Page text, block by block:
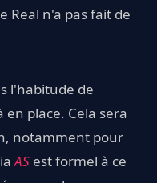
Real n'a pas fait de
l'habitude de
place. Cela sera
notamment pour
AS est formel à ce